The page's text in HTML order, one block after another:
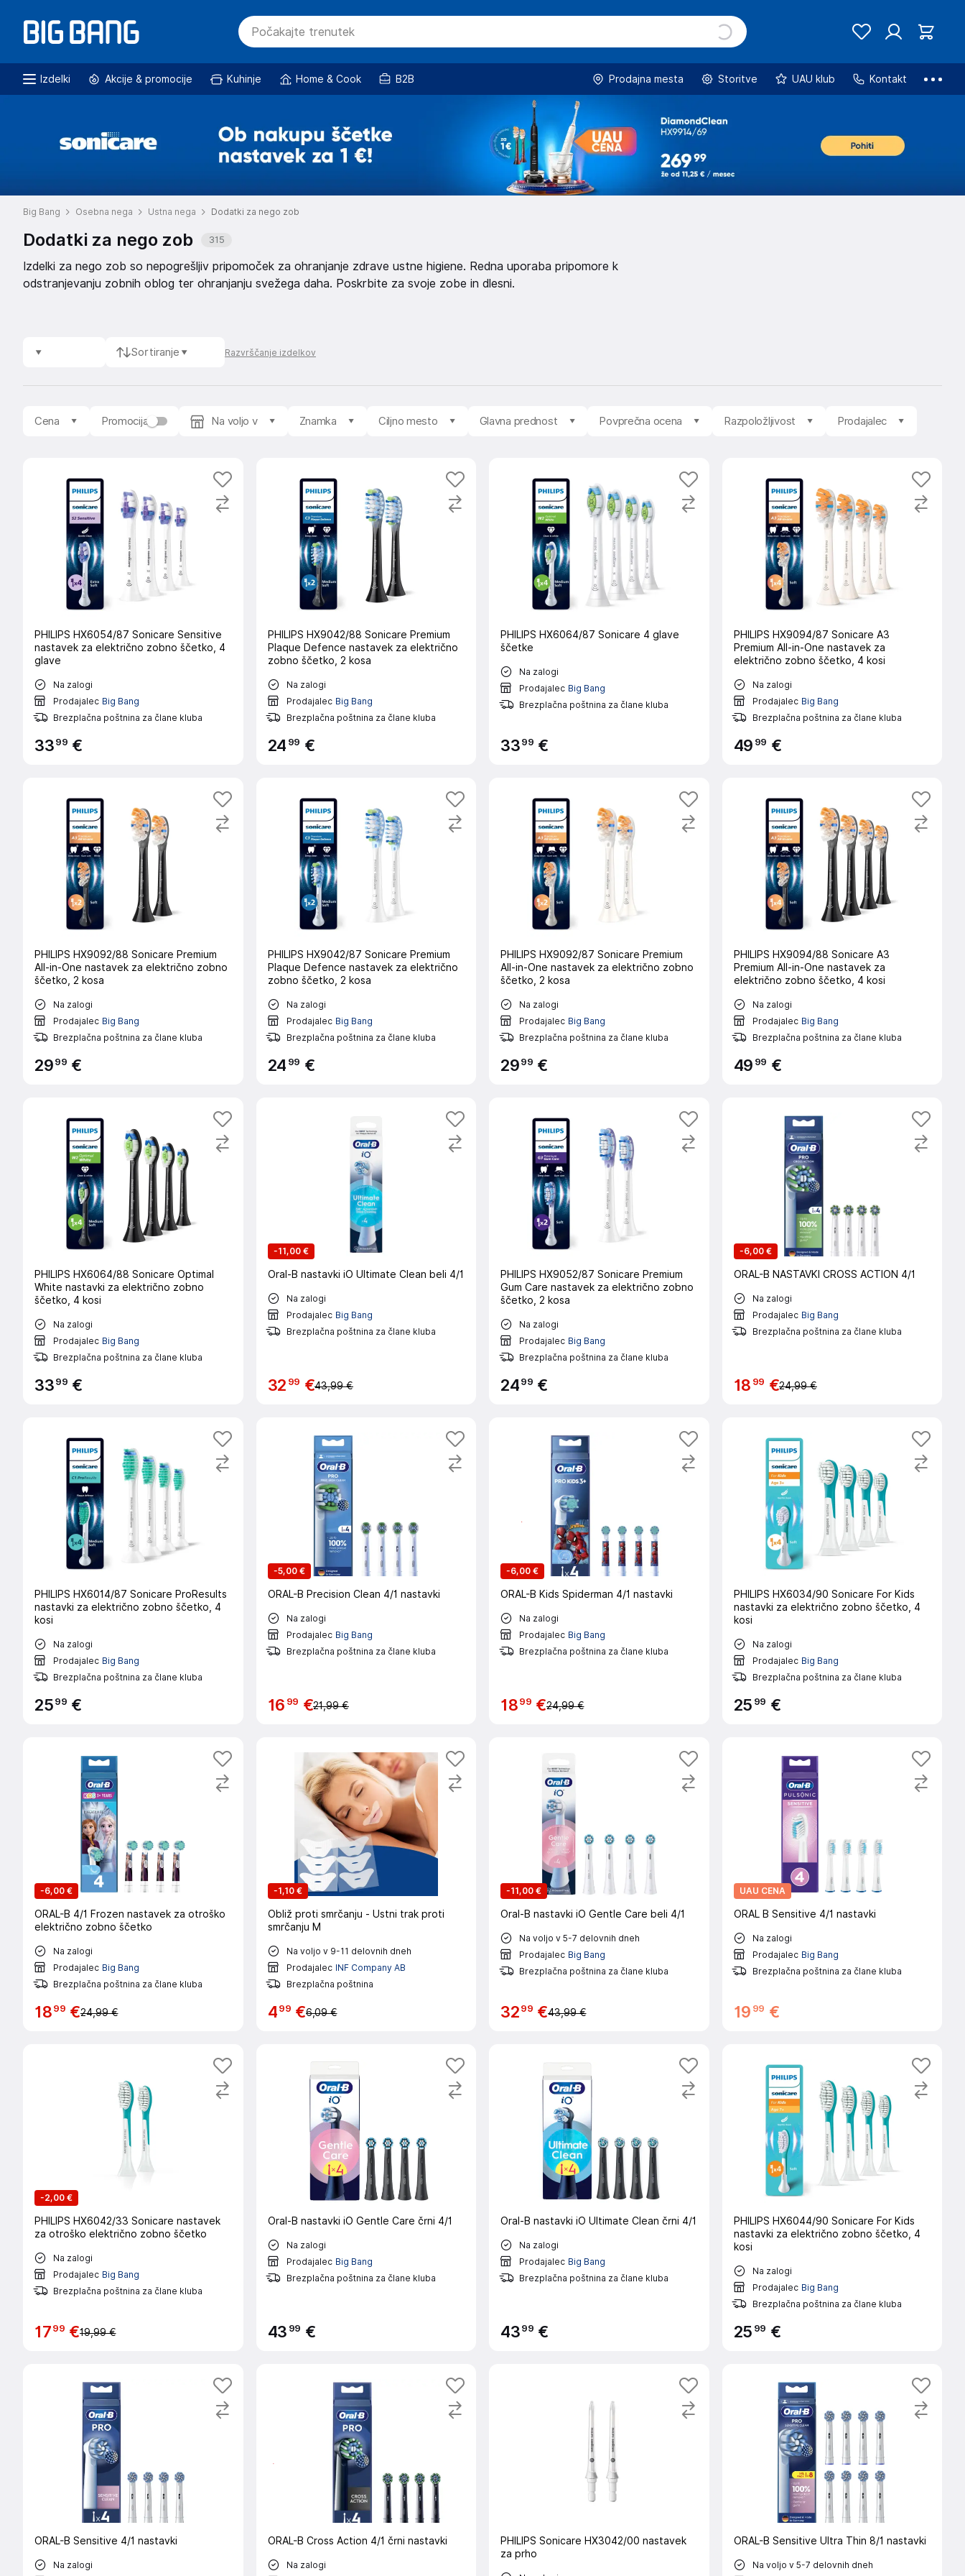
Izdelki Akcije & promocije Kuhinje Home & Cook B2B Prodajna mesta Storitve UAU klub Kontakt
Big Bang Osebna nega Ustna nega Dodatki za nego zob
Dodatki za nego zob 315
Izdelki za nego zob so nepogrešljiv pripomoček za ohranjanje zdrave ustne higiene. Redna uporaba pripomore k
odstranjevanju zobnih oblog ter ohranjanju svežega daha. Poskrbite za svoje zobe in dlesni.
Sortiranje Razvrščanje izdelkov
Cena Promocija Na voljo v Znamka Ciljno mesto Glavna prednost Povprečna ocena Razpoložljivost Prodajalec
PHILIPS HX6054/87 Sonicare Sensitive
nastavek za električno zobno ščetko, 4
glave
Na zalogi
Prodajalec Big Bang
Brezplačna poštnina za člane kluba
3399 €
PHILIPS HX9042/88 Sonicare Premium
Plaque Defence nastavek za električno
zobno ščetko, 2 kosa
Na zalogi
Prodajalec Big Bang
Brezplačna poštnina za člane kluba
24 99 €
PHILIPS HX6064/87 Sonicare 4 glave
ščetke
Na zalogi
Prodajalec Big Bang
Brezplačna poštnina za člane kluba
3399 €
PHILIPS HX9094/87 Sonicare A3
Premium All-in-One nastavek za
električno zobno ščetko, 4 kosi
Na zalogi
Prodajalec Big Bang
Brezplačna poštnina za člane kluba
49 99 €
PHILIPS HX9092/88 Sonicare Premium
All-in-One nastavek za električno zobno
ščetko, 2 kosa
Na zalogi
Prodajalec Big Bang
Brezplačna poštnina za člane kluba
2999 €
PHILIPS HX9042/87 Sonicare Premium
Plaque Defence nastavek za električno
zobno ščetko, 2 kosa
Na zalogi
Prodajalec Big Bang
Brezplačna poštnina za člane kluba
24 99 €
PHILIPS HX9092/87 Sonicare Premium
All-in-One nastavek za električno zobno
ščetko, 2 kosa
Na zalogi
Prodajalec Big Bang
Brezplačna poštnina za člane kluba
2999 €
PHILIPS HX9094/88 Sonicare A3
Premium All-in-One nastavek za
električno zobno ščetko, 4 kosi
Na zalogi
Prodajalec Big Bang
Brezplačna poštnina za člane kluba
49 99 €
PHILIPS HX6064/88 Sonicare Optimal
White nastavki za električno zobno
ščetko, 4 kosi
Na zalogi
Prodajalec Big Bang
Brezplačna poštnina za člane kluba
3399 €
-11,00 €
Oral-B nastavki iO Ultimate Clean beli 4/1
Na zalogi
Prodajalec Big Bang
Brezplačna poštnina za člane kluba
32 99 €43,99 €
PHILIPS HX9052/87 Sonicare Premium
Gum Care nastavek za električno zobno
ščetko, 2 kosa
Na zalogi
Prodajalec Big Bang
Brezplačna poštnina za člane kluba
2499 €
-6,00 €
ORAL-B NASTAVKI CROSS ACTION 4/1
Na zalogi
Prodajalec Big Bang
Brezplačna poštnina za člane kluba
18 99 €24,99 €
PHILIPS HX6014/87 Sonicare ProResults
nastavki za električno zobno ščetko, 4
kosi
Na zalogi
Prodajalec Big Bang
Brezplačna poštnina za člane kluba
2599 €
-5,00 €
ORAL-B Precision Clean 4/1 nastavki
Na zalogi
Prodajalec Big Bang
Brezplačna poštnina za člane kluba
16 99 €21,99 €
-6,00 €
ORAL-B Kids Spiderman 4/1 nastavki
Na zalogi
Prodajalec Big Bang
Brezplačna poštnina za člane kluba
1899 €24,99 €
PHILIPS HX6034/90 Sonicare For Kids
nastavki za električno zobno ščetko, 4
kosi
Na zalogi
Prodajalec Big Bang
Brezplačna poštnina za člane kluba
25 99 €
-6,00 €
ORAL-B 4/1 Frozen nastavek za otroško
električno zobno ščetko
Na zalogi
Prodajalec Big Bang
Brezplačna poštnina za člane kluba
1899 €24,99 €
-1,10 €
Obliž proti smrčanju - Ustni trak proti
smrčanju M
Na voljo v 9-11 delovnih dneh
Prodajalec INF Company AB
Brezplačna poštnina
499 €6,09 €
-11,00 €
Oral-B nastavki iO Gentle Care beli 4/1
Na voljo v 5-7 delovnih dneh
Prodajalec Big Bang
Brezplačna poštnina za člane kluba
3299 €43,99 €
UAU CENA
ORAL B Sensitive 4/1 nastavki
Na zalogi
Prodajalec Big Bang
Brezplačna poštnina za člane kluba
19 99 €
-2,00 €
PHILIPS HX6042/33 Sonicare nastavek
za otroško električno zobno ščetko
Na zalogi
Prodajalec Big Bang
Brezplačna poštnina za člane kluba
1799 €19,99 €
Oral-B nastavki iO Gentle Care črni 4/1
Na zalogi
Prodajalec Big Bang
Brezplačna poštnina za člane kluba
43 99 €
Oral-B nastavki iO Ultimate Clean črni 4/1
Na zalogi
Prodajalec Big Bang
Brezplačna poštnina za člane kluba
4399 €
PHILIPS HX6044/90 Sonicare For Kids
nastavki za električno zobno ščetko, 4
kosi
Na zalogi
Prodajalec Big Bang
Brezplačna poštnina za člane kluba
25 99 €
ORAL-B Sensitive 4/1 nastavki
Na zalogi
ORAL-B Cross Action 4/1 črni nastavki
Na zalogi
PHILIPS Sonicare HX3042/00 nastavek
za prho
ORAL-B Sensitive Ultra Thin 8/1 nastavki
Na voljo v 5-7 delovnih dneh